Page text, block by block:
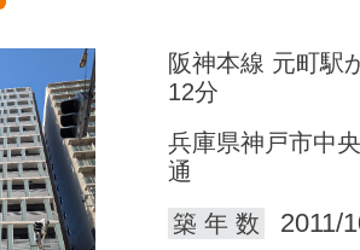
阪神本線 元町駅
12分
兵庫県神戸市中
通
築 年 数
2011/